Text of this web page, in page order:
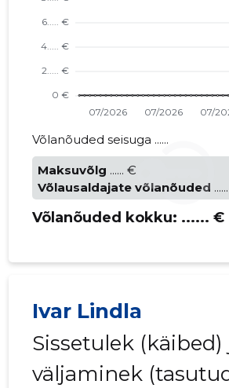
Võlanõuded seisuga ......
Maksuvõlg ...... €
Võlausaldajate võlanõuded
Võlanõuded kokku: ...... €
Ivar Lindla
Sissetulek (käibed)
väljaminek